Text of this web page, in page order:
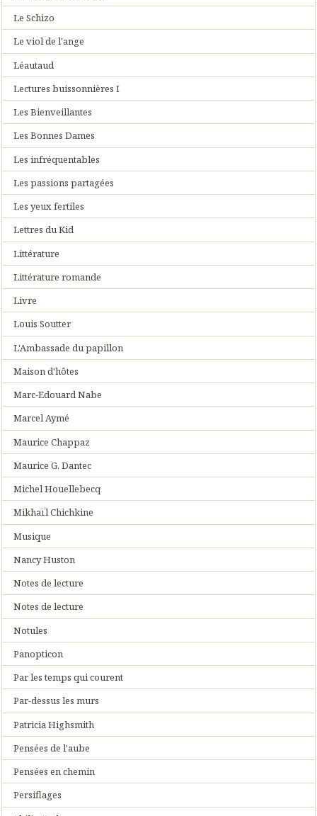
Le Schizo
Le viol de l'ange
Léautaud
Lectures buissonnières I
Les Bienveillantes
Les Bonnes Dames
Les infréquentables
Les passions partagées
Les yeux fertiles
Lettres du Kid
Littérature
Littérature romande
Livre
Louis Soutter
L'Ambassade du papillon
Maison d'hôtes
Marc-Edouard Nabe
Marcel Aymé
Maurice Chappaz
Maurice G. Dantec
Michel Houellebecq
Mikhaïl Chichkine
Musique
Nancy Huston
Notes de lecture
Notes de lecture
Notules
Panopticon
Par les temps qui courent
Par-dessus les murs
Patricia Highsmith
Pensées de l'aube
Pensées en chemin
Persiflages